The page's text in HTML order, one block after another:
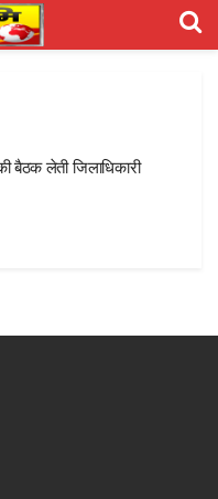
लेती जिलाधिकारी